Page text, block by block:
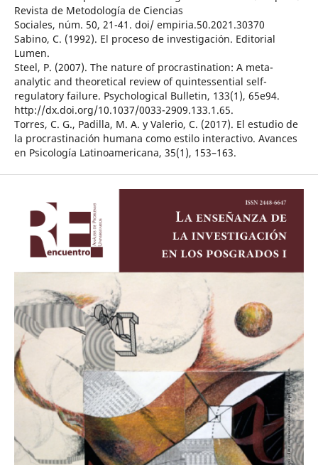
Revista de Metodología de Ciencias
Sociales, núm. 50, 21-41. doi/ empiria.50.2021.30370
Sabino, C. (1992). El proceso de investigación. Editorial
Lumen.
Steel, P. (2007). The nature of procrastination: A meta-
analytic and theoretical review of quintessential self-
regulatory failure. Psychological Bulletin, 133(1), 65e94.
http://dx.doi.org/10.1037/0033-2909.133.1.65.
Torres, C. G., Padilla, M. A. y Valerio, C. (2017). El estudio de
la procrastinación humana como estilo interactivo. Avances
en Psicología Latinoamericana, 35(1), 153–163.